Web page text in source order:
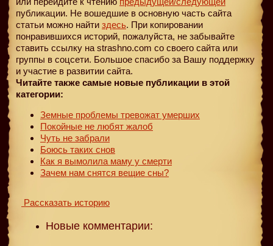
публикации. Не вошедшие в основную часть сайта
статьи можно найти здесь. При копировании
понравившихся историй, пожалуйста, не забывайте
ставить ссылку на strashno.com со своего сайта или
группы в соцсети. Большое спасибо за Вашу поддержку
и участие в развитии сайта.
Читайте также самые новые публикации в этой
категории:
Земные проблемы тревожат умерших
Покойные не любят жалоб
Чуть не забрали
Боюсь таких снов
Как я вымолила маму у смерти
Зачем нам снятся вещие сны?
Рассказать историю
Новые комментарии: